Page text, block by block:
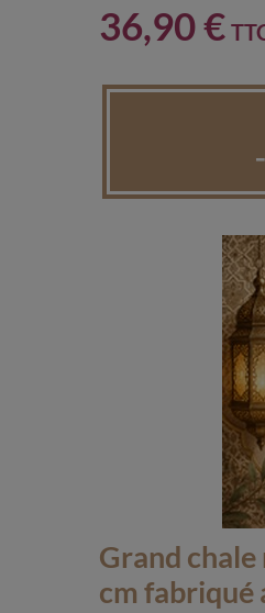
36,90 €
Grand chale
cm fabriqué